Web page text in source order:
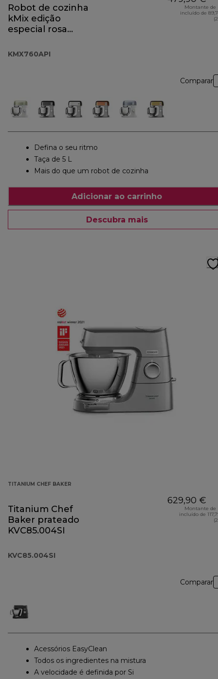
Robot de cozinha
kMix edição
especial rosa
KMX760API
Montante de
incluído de
Comparar
Defina o seu ritmo
Taça de 5 L
Mais do que um robot de cozinha
Adicionar ao carrinho
Descubra mais
TITANIUM CHEF BAKER
Titanium Chef
Baker prateado
KVC85.004SI
KVC85.004SI
629,90 €
Montante de
incluído de
Comparar
Acessórios EasyClean
Todos os ingredientes na mistura
A velocidade é definida por Si